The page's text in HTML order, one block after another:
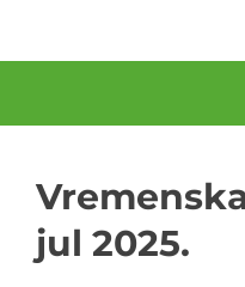
jul 2025.